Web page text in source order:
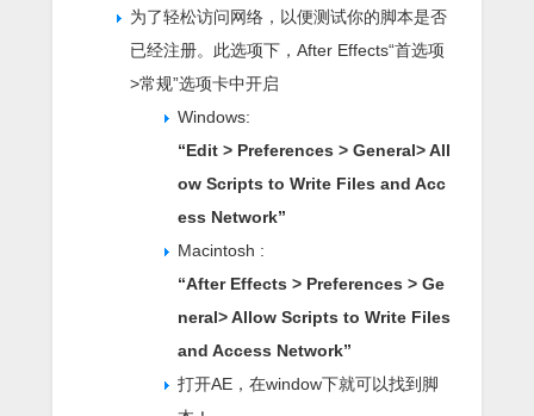
为了轻松访问网络，以便测试你的脚本是否
已经注册。此选项下，After Effects“首选项
>常规”选项卡中开启
Windows:
“Edit > Preferences > General> All
ow Scripts to Write Files and Acc
ess Network”
Macintosh :
“After Effects > Preferences > Ge
neral> Allow Scripts to Write Files
and Access Network”
打开AE，在window下就可以找到脚